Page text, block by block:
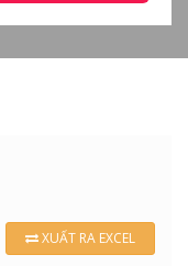
XUẤT RA EXCEL